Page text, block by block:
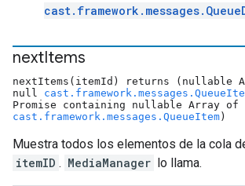
nextItems
nextItems(itemId) returns (nullable
null
Promise containing nullable Array of
cast.framework.messages.QueueItem )
Muestra todos los elementos de la cola
itemID . MediaManager lo llama.